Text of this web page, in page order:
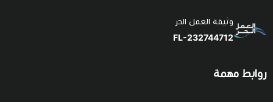
وثيقة العمل الحر
FL-232744712
روابط مهمة